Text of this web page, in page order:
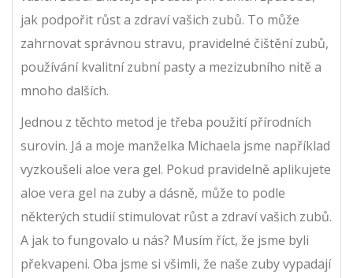
jak podpořit růst a zdraví vašich zubů. To může
zahrnovat správnou stravu, pravidelné čištění zubů,
používání kvalitní zubní pasty a mezizubního nitě a
mnoho dalších.
Jednou z těchto metod je třeba použití přírodních
surovin. Já a moje manželka Michaela jsme například
vyzkoušeli aloe vera gel. Pokud pravidelně aplikujete
aloe vera gel na zuby a dásně, může to podle
některých studií stimulovat růst a zdraví vašich zubů.
A jak to fungovalo u nás? Musím říct, že jsme byli
překvapeni. Oba jsme si všimli, že naše zuby vypadají